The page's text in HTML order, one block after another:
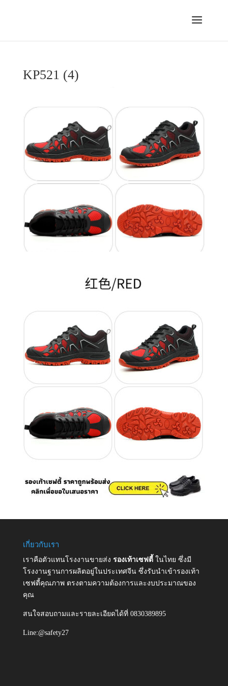
KP521 (4)
เกี่ยวกับเรา
เราคือตัวแทนโรงงานขายส่ง รองเท้าเซฟตี้ ในไทย ซึ่งมี
โรงงานฐานการผลิตอยู่ในประเทศจีน ซึ่งรับนำเข้ารองเท้า
เซฟตี้คุณภาพ ตรงตามความต้องการและงบประมาณของ
คุณ
สนใจสอบถามและรายละเอียดได้ที่ 0830389895
Line:@safety27